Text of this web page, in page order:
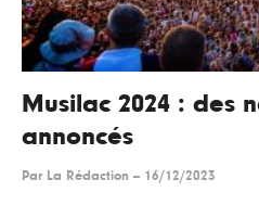
Musilac 2024 : des
annoncés
Par La Rédaction -- 16/12/2023